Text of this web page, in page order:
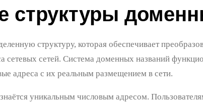
структуры
структуру, которая обеспечивает
сетевых сетей. Система доменных названий
адреса с их реальным размещением в сети.
уникальным числовым адресом.